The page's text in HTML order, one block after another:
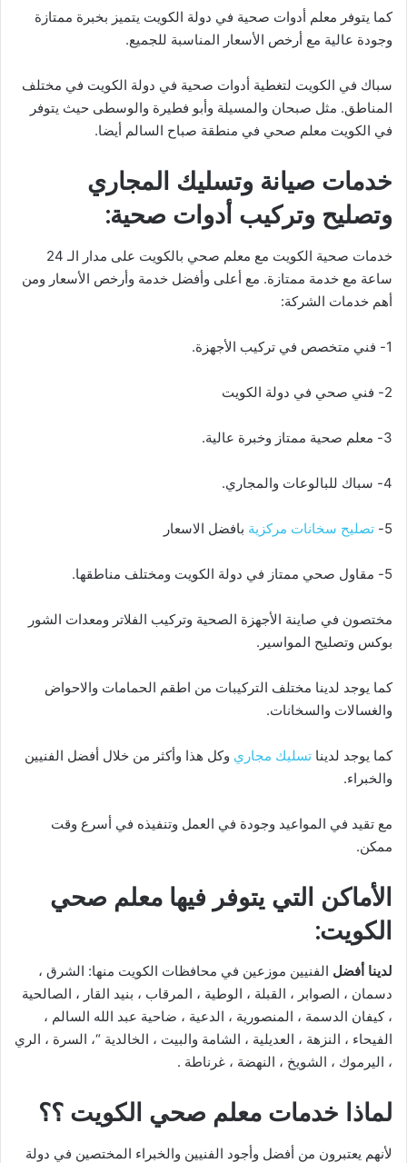
كما يتوفر معلم أدوات صحية في دولة الكويت يتميز بخبرة ممتازة
وجودة عالية مع أرخص الأسعار المناسبة للجميع.
سباك في الكويت لتغطية أدوات صحية في دولة الكويت في مختلف
المناطق. مثل صبحان والمسيلة وأبو فطيرة والوسطى حيث يتوفر
في الكويت معلم صحي في منطقة صباح السالم أيضا.
خدمات صيانة وتسليك المجاري
وتصليح وتركيب أدوات صحية:
خدمات صحية الكويت مع معلم صحي بالكويت على مدار الـ 24
ساعة مع خدمة ممتازة. مع أعلى وأفضل خدمة وأرخص الأسعار ومن
أهم خدمات الشركة:
1- فني متخصص في تركيب الأجهزة.
2- فني صحي في دولة الكويت
3- معلم صحية ممتاز وخبرة عالية.
4- سباك للبالوعات والمجاري.
5- تصليح سخانات مركزية بافضل الاسعار
5- مقاول صحي ممتاز في دولة الكويت ومختلف مناطقها.
مختصون في صاينة الأجهزة الصحية وتركيب الفلاتر ومعدات الشور
بوكس وتصليح المواسير.
كما يوجد لدينا مختلف التركيبات من اطقم الحمامات والاحواض
والغسالات والسخانات.
كما يوجد لدينا تسليك مجاري وكل هذا وأكثر من خلال أفضل الفنيين
والخبراء.
مع تقيد في المواعيد وجودة في العمل وتنفيذه في أسرع وقت
ممكن.
الأماكن التي يتوفر فيها معلم صحي
الكويت:
لدينا أفضل الفنيين موزعين في محافظات الكويت منها: الشرق ،
دسمان ، الصوابر ، القبلة ، الوطية ، المرقاب ، بنيد القار ، الصالحية
، كيفان الدسمة ، المنصورية ، الدعية ، ضاحية عبد الله السالم ،
الفيحاء ، النزهة ، العديلية ، الشامة والبيت ، الخالدية “، السرة ، الري
، اليرموك ، الشويخ ، النهضة ، غرناطة .
لماذا خدمات معلم صحي الكويت ؟؟
لأنهم يعتبرون من أفضل وأجود الفنيين والخبراء المختصين في دولة